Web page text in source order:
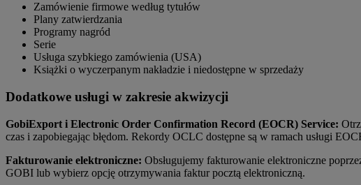
Zamówienie firmowe według tytułów
Plany zatwierdzania
Programy nagród
Serie
Usługa szybkiego zamówienia (USA)
Książki o wyczerpanym nakładzie i niedostępne w sprzedaży
Dodatkowe usługi w zakresie akwizycji
GobiExport i Electronic Order Confirmation Record (EOCR) Service:
czas i zapobiegając błędom. Rekordy OCLC dostępne są w ramach usługi
Fakturowanie elektroniczne: Obsługujemy fakturowanie elektroniczne
GOBI lub wybierz opcję otrzymywania faktur pocztą elektroniczną.